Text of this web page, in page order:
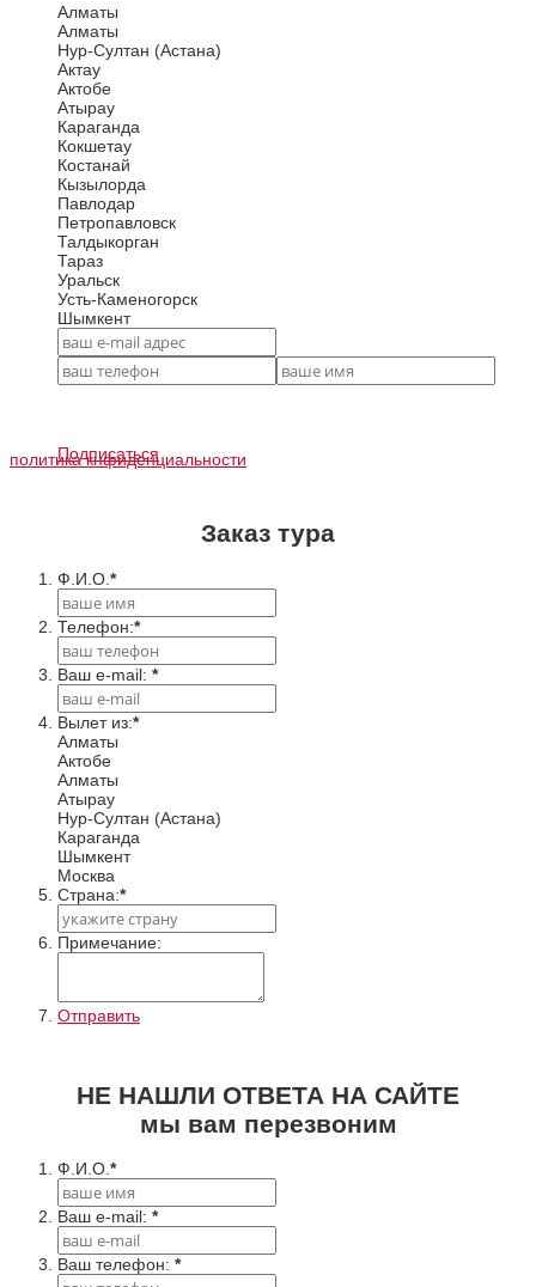
Алматы
Алматы
Нур-Султан (Астана)
Актау
Актобе
Атырау
Караганда
Кокшетау
Костанай
Кызылорда
Павлодар
Петропавловск
Талдыкорган
Тараз
Уральск
Усть-Каменогорск
Шымкент
политика кнфиденциальности
Подписаться
Заказ тура
Ф.И.О. *
Телефон:*
Ваш e-mail: *
Вылет из:*
Алматы
Актобе
Алматы
Атырау
Нур-Султан (Астана)
Караганда
Шымкент
Москва
Cтрана:*
Примечание:
Отправить
НЕ НАШЛИ ОТВЕТА НА САЙТЕ
мы вам перезвоним
Ф.И.О.*
Ваш e-mail: *
Ваш телефон: *